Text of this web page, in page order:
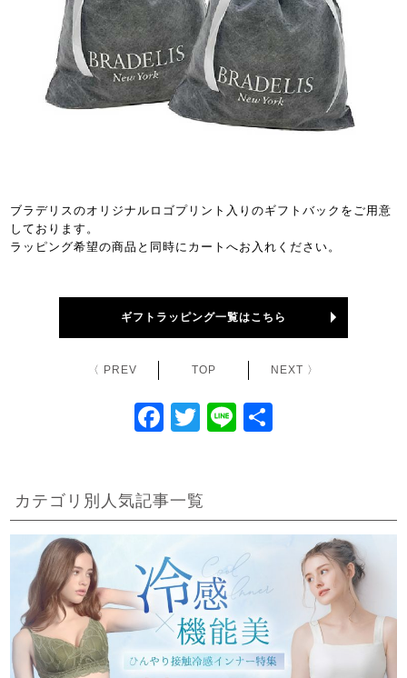
ブラデリスのオリジナルロゴプリント入りのギフトバックをご用意
しております。
ラッピング希望の商品と同時にカートへお入れください。
ギフトラッピング一覧はこちら
〈 PREV TOP NEXT 〉
F
e
b
o
o
k
T
er
Li
カテゴリ別人気記事一覧